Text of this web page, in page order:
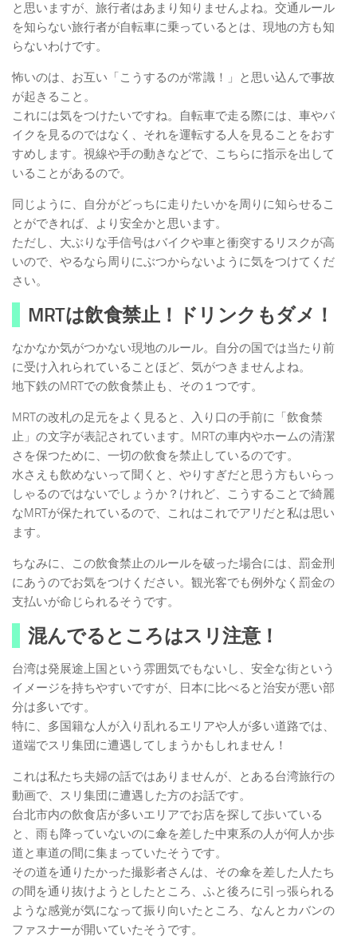
と思いますが、旅行者はあまり知りませんよね。交通ルール
を知らない旅行者が自転車に乗っているとは、現地の方も知
らないわけです。
怖いのは、お互い「こうするのが常識！」と思い込んで事故
が起きること。
これには気をつけたいですね。自転車で走る際には、車やバ
イクを見るのではなく、それを運転する人を見ることをおす
すめします。視線や手の動きなどで、こちらに指示を出して
いることがあるので。
同じように、自分がどっちに走りたいかを周りに知らせるこ
とができれば、より安全かと思います。
ただし、大ぶりな手信号はバイクや車と衝突するリスクが高
いので、やるなら周りにぶつからないように気をつけてくだ
さい。
MRTは飲食禁止！ドリンクもダメ！
なかなか気がつかない現地のルール。自分の国では当たり前
に受け入れられていることほど、気がつきませんよね。
地下鉄のMRTでの飲食禁止も、その１つです。
MRTの改札の足元をよく見ると、入り口の手前に「飲食禁
止」の文字が表記されています。MRTの車内やホームの清潔
さを保つために、一切の飲食を禁止しているのです。
水さえも飲めないって聞くと、やりすぎだと思う方もいらっ
しゃるのではないでしょうか？けれど、こうすることで綺麗
なMRTが保たれているので、これはこれでアリだと私は思い
ます。
ちなみに、この飲食禁止のルールを破った場合には、罰金刑
にあうのでお気をつけください。観光客でも例外なく罰金の
支払いが命じられるそうです。
混んでるところはスリ注意！
台湾は発展途上国という雰囲気でもないし、安全な街という
イメージを持ちやすいですが、日本に比べると治安が悪い部
分は多いです。
特に、多国籍な人が入り乱れるエリアや人が多い道路では、
道端でスリ集団に遭遇してしまうかもしれません！
これは私たち夫婦の話ではありませんが、とある台湾旅行の
動画で、スリ集団に遭遇した方のお話です。
台北市内の飲食店が多いエリアでお店を探して歩いている
と、雨も降っていないのに傘を差した中東系の人が何人か歩
道と車道の間に集まっていたそうです。
その道を通りたかった撮影者さんは、その傘を差した人たち
の間を通り抜けようとしたところ、ふと後ろに引っ張られる
ような感覚が気になって振り向いたところ、なんとカバンの
ファスナーが開いていたそうです。